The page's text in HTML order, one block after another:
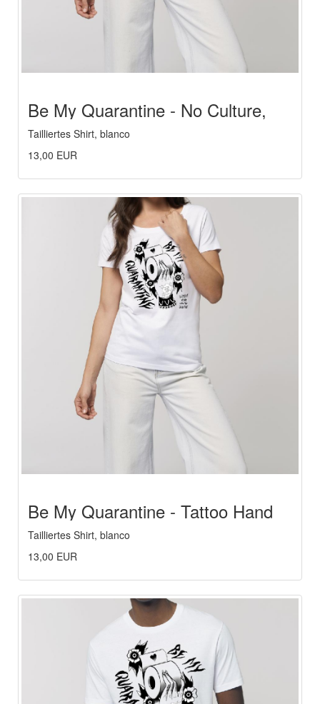
Be My Quarantine - No Culture,
No Life
Tailliertes Shirt, blanco
13,00 EUR
Be My Quarantine - Tattoo Hand
Tailliertes Shirt, blanco
13,00 EUR